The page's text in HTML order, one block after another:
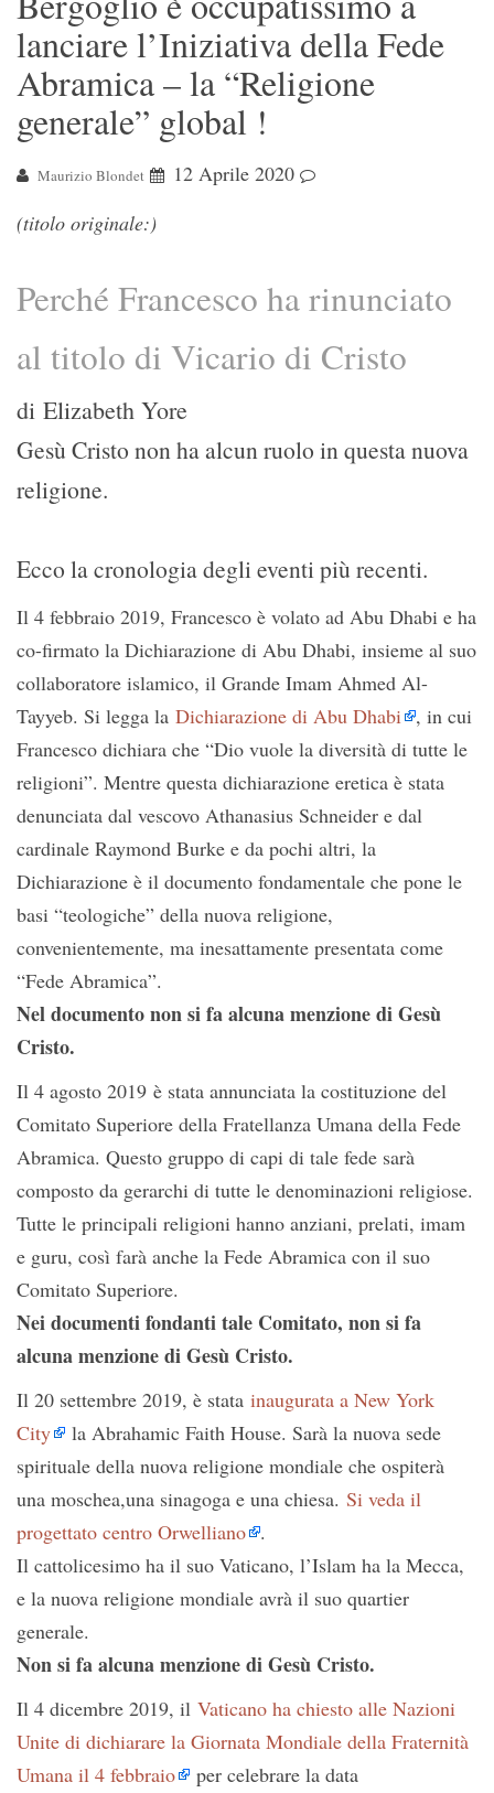
lanciare l’Iniziativa della Fede
Abramica – la “Religione
generale” global !
Maurizio Blondet
12 Aprile 2020
(titolo originale:)
Perché Francesco ha rinunciato
al titolo di Vicario di Cristo
di Elizabeth Yore
Gesù Cristo non ha alcun ruolo in questa nuova
religione.
Ecco la cronologia degli eventi più recenti.
Il 4 febbraio 2019, Francesco è volato ad Abu Dhabi e ha
co-firmato la Dichiarazione di Abu Dhabi, insieme al suo
collaboratore islamico, il Grande Imam Ahmed Al-
Tayyeb. Si legga la Dichiarazione di Abu Dhabi , in cui
Francesco dichiara che “Dio vuole la diversità di tutte le
religioni”. Mentre questa dichiarazione eretica è stata
denunciata dal vescovo Athanasius Schneider e dal
cardinale Raymond Burke e da pochi altri, la
Dichiarazione è il documento fondamentale che pone le
basi “teologiche” della nuova religione,
convenientemente, ma inesattamente presentata come
“Fede Abramica”.
Nel documento non si fa alcuna menzione di Gesù
Cristo.
Il 4 agosto 2019 è stata annunciata la costituzione del
Comitato Superiore della Fratellanza Umana della Fede
Abramica. Questo gruppo di capi di tale fede sarà
composto da gerarchi di tutte le denominazioni religiose.
Tutte le principali religioni hanno anziani, prelati, imam
e guru, così farà anche la Fede Abramica con il suo
Comitato Superiore.
Nei documenti fondanti tale Comitato, non si fa
alcuna menzione di Gesù Cristo.
Il 20 settembre 2019, è stata inaugurata a New York
City
la Abrahamic Faith House. Sarà la nuova sede
spirituale della nuova religione mondiale che ospiterà
una moschea,una sinagoga e una chiesa. Si veda il
progettato centro Orwelliano .
Il cattolicesimo ha il suo Vaticano, l’Islam ha la Mecca,
e la nuova religione mondiale avrà il suo quartier
generale.
Non si fa alcuna menzione di Gesù Cristo.
Il 4 dicembre 2019, il Vaticano ha chiesto alle Nazioni
Unite di dichiarare la Giornata Mondiale della Fraternità
Umana il 4 febbraio
per celebrare la data